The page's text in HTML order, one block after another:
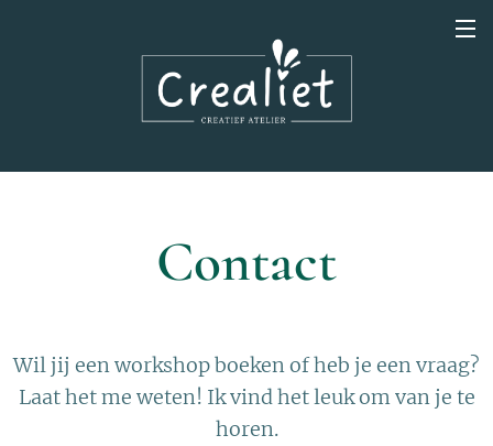
Contact
Wil jij een workshop boeken of heb je een vraag?
Laat het me weten! Ik vind het leuk om van je te
horen.